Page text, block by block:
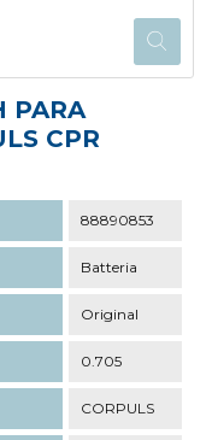
PARA
CPR
88890853
Batteria
Original
0.705
CORPULS